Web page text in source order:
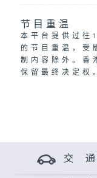
节目重温
本平台提供过往
的节目重温，受
制内容除外。香
保留最终决定权
交 通